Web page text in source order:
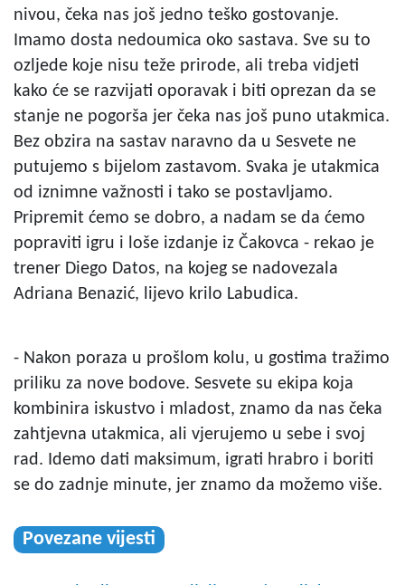
nivou, čeka nas još jedno teško gostovanje.
Imamo dosta nedoumica oko sastava. Sve su to
ozljede koje nisu teže prirode, ali treba vidjeti
kako će se razvijati oporavak i biti oprezan da se
stanje ne pogorša jer čeka nas još puno utakmica.
Bez obzira na sastav naravno da u Sesvete ne
putujemo s bijelom zastavom. Svaka je utakmica
od iznimne važnosti i tako se postavljamo.
Pripremit ćemo se dobro, a nadam se da ćemo
popraviti igru i loše izdanje iz Čakovca - rekao je
trener Diego Datos, na kojeg se nadovezala
Adriana Benazić, lijevo krilo Labudica.
- Nakon poraza u prošlom kolu, u gostima tražimo
priliku za nove bodove. Sesvete su ekipa koja
kombinira iskustvo i mladost, znamo da nas čeka
zahtjevna utakmica, ali vjerujemo u sebe i svoj
rad. Idemo dati maksimum, igrati hrabro i boriti
se do zadnje minute, jer znamo da možemo više.
Povezane vijesti